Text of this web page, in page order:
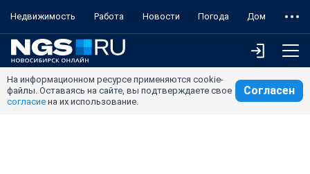
Недвижимость Работа Новости Погода Дом
На информационном ресурсе применяются cookie-
файлы. Оставаясь на сайте, вы подтверждаете свое
согласие на их использование.
Согласен